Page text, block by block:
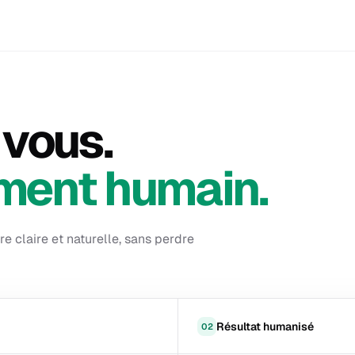
humain.
claire et naturelle, sans perdre
02 Résultat humanisé